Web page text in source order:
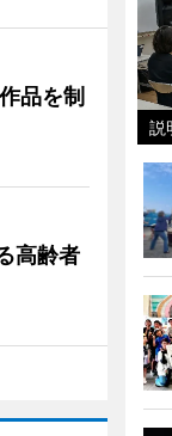
品を制
高齢者
説